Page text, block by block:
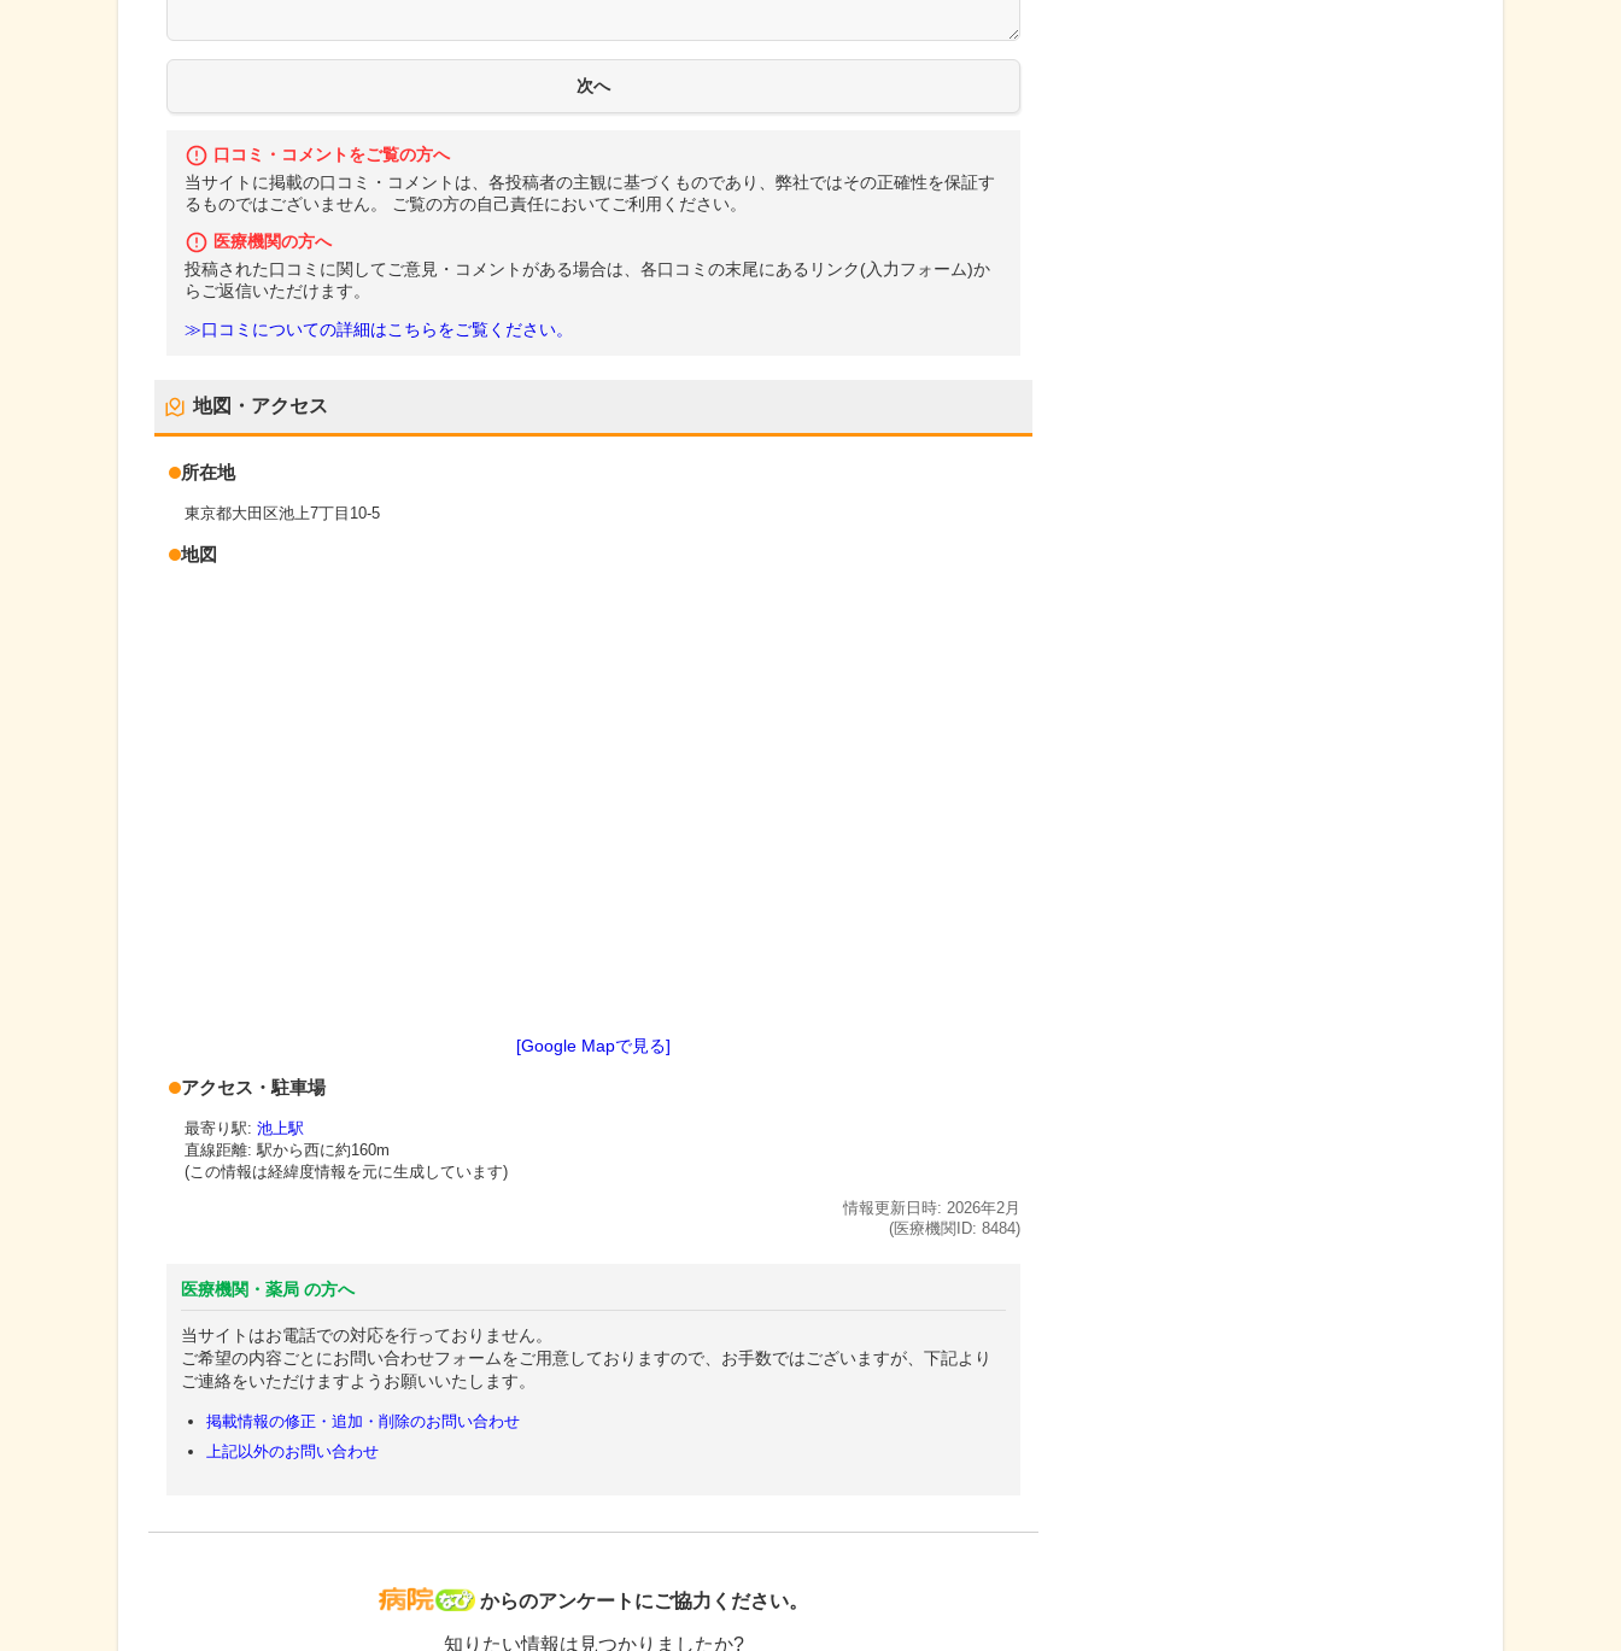
口コミ・コメントをご覧の方へ
当サイトに掲載の口コミ・コメントは、各投稿者の主観に基づくものであり、弊社ではその正確性を保証す
るものではございません。 ご覧の方の自己責任においてご利用ください。
医療機関の方へ
投稿された口コミに関してご意見・コメントがある場合は、各口コミの末尾にあるリンク(入力フォーム)か
らご返信いただけます。
≫口コミについての詳細はこちらをご覧ください。
地図・アクセス
所在地
東京都大田区池上7丁目10-5
地図
[Google Mapで見る]
アクセス・駐車場
最寄り駅: 池上駅
直線距離: 駅から西に約160m
(この情報は経緯度情報を元に生成しています)
情報更新日時: 2026年2月
(医療機関ID: 8484)
医療機関・薬局 の方へ
当サイトはお電話での対応を行っておりません。
ご希望の内容ごとにお問い合わせフォームをご用意しておりますので、お手数ではございますが、下記より
ご連絡をいただけますようお願いいたします。
掲載情報の修正・追加・削除のお問い合わせ
上記以外のお問い合わせ
病院なび
からのアンケートにご協力ください。
知りたい情報は見つかりましたか?